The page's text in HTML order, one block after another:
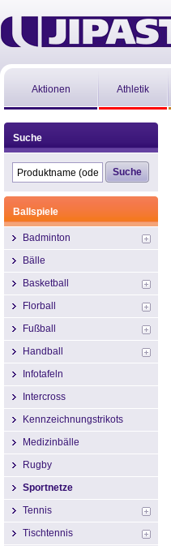
Aktionen Athletik
Suche
Ballspiele
Badminton
Bälle
Basketball
Florball
Fußball
Handball
Infotafeln
Intercross
Kennzeichnungstrikots
Medizinbälle
Rugby
Sportnetze
Tennis
Tischtennis